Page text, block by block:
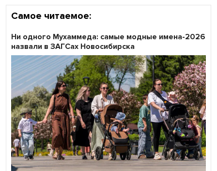
Самое читаемое:
Ни одного Мухаммеда: самые модные имена-2026
назвали в ЗАГСах Новосибирска